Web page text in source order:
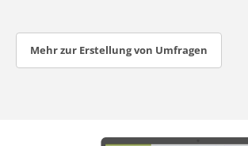
Mehr zur Erstellung von Umfragen